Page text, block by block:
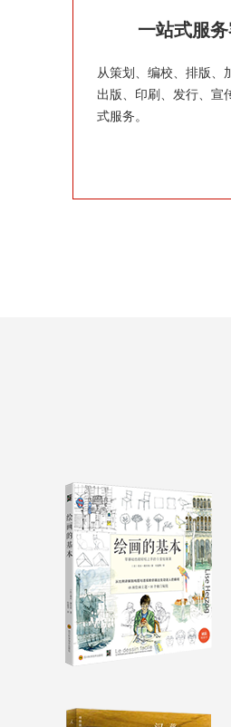
一站式服
从策划、编校、排版、
出版、印刷、发行、宣
式服务。